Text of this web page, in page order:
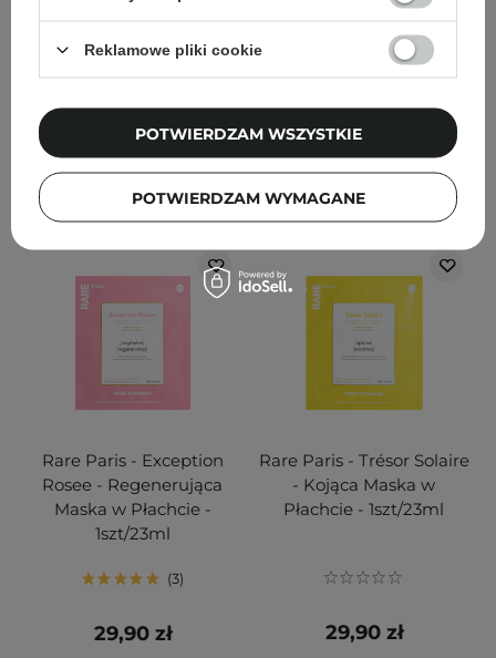
11
DODAJ DO KOSZYKA
5
DODAJ DO KOSZYKA
Rare Paris - Exception
Rosee - Regenerująca
Maska w Płachcie -
1szt/23ml
3
29,90 zł
Rare Paris - Trésor Solaire
- Kojąca Maska w
Płachcie - 1szt/23ml
29,90 zł
Reklamowe pliki cookie
POTWIERDZAM WYMAGANE
POTWIERDZAM WSZYSTKIE